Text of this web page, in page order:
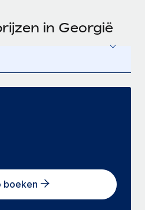
in Georgië
boeken